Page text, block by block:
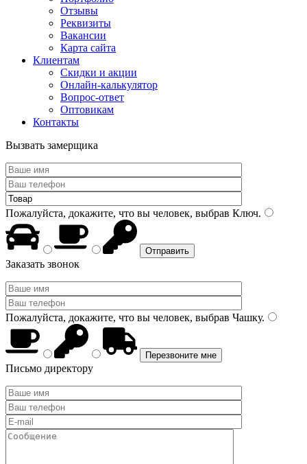
Отзывы
Реквизиты
Вакансии
Карта сайта
Клиентам
Скидки и акции
Онлайн-калькулятор
Вопрос-ответ
Оптовикам
Контакты
Вызвать замерщика
Пожалуйста, докажите, что вы человек, выбрав Ключ.
Заказать звонок
Пожалуйста, докажите, что вы человек, выбрав Чашку.
Письмо директору